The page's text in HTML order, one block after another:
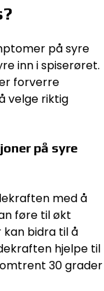
på syre
inn i spiserøret.
forverre
velge riktig
på syre
med å
føre til økt
kan bidra til å
hjelpe til
30 grader